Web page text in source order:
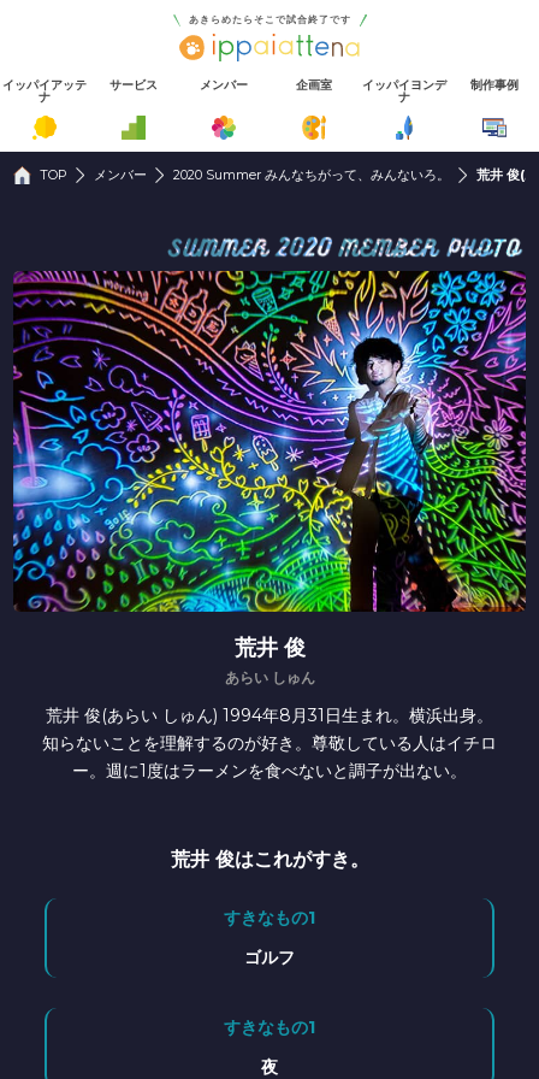
あきらめたらそこで試合終了です
イッパイアッテ
ナ
サービス メンバー 企画室 イッパイヨンデ
ナ
制作事例
TOP メンバー 2020 Summer みんなちがって、みんないろ。 荒井 俊(
荒井 俊
あらい しゅん
荒井 俊(あらい しゅん) 1994年8月31日生まれ。横浜出身。
知らないことを理解するのが好き。尊敬している人はイチロ
ー。週に1度はラーメンを食べないと調子が出ない。
荒井 俊はこれがすき。
すきなもの1
ゴルフ
すきなもの1
夜